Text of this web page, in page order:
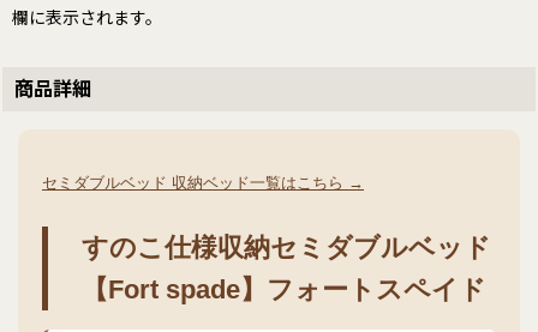
欄に表示されます。
商品詳細
セミダブルベッド 収納ベッド一覧はこちら →
すのこ仕様収納セミダブルベッド
【Fort spade】フォートスペイド